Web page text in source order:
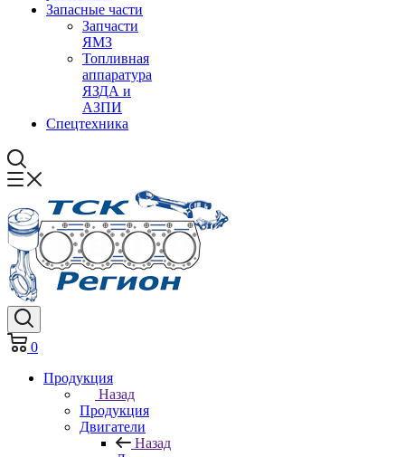
Запасные части
Запчасти
ЯМЗ
Топливная
аппаратура
ЯЗДА и
АЗПИ
Спецтехника
0
Продукция
Назад
Продукция
Двигатели
Назад